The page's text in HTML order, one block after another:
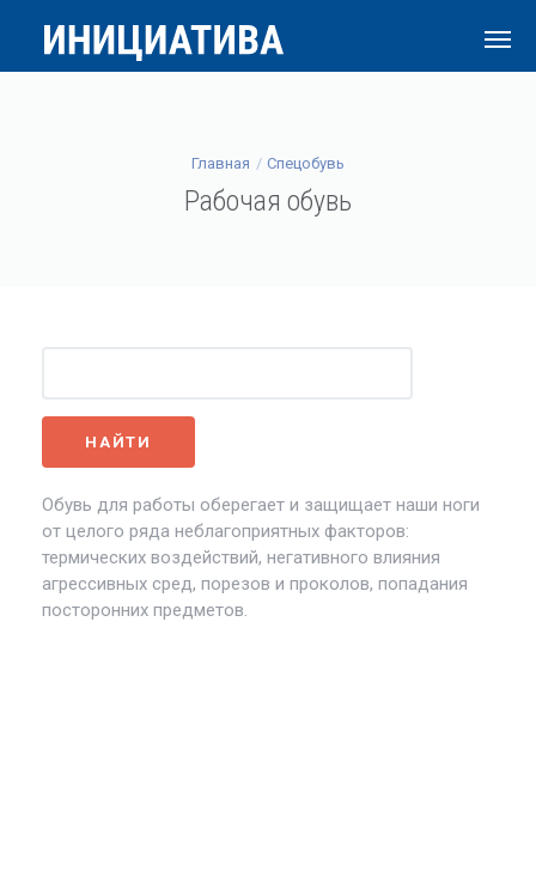
Главная Спецобувь
Рабочая обувь
Обувь для работы оберегает и защищает наши ноги
от целого ряда неблагоприятных факторов:
термических воздействий, негативного влияния
агрессивных сред, порезов и проколов, попадания
посторонних предметов.